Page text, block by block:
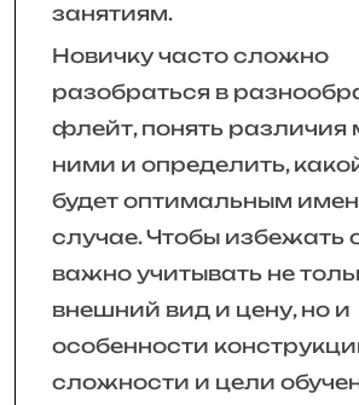
занятиям.
Новичку часто сложно
разобраться в
флейт, понять различия
ними и определить,
будет оптимальным
случае. Чтобы избежать
важно учитывать не
внешний вид и цену, но и
особенности
сложности и цели